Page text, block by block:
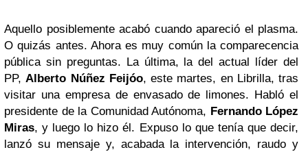
Aquello posiblemente acabó cuando apareció el plasma.
O quizás antes. Ahora es muy común la comparecencia
pública sin preguntas. La última, la del actual líder del
PP,Alberto Núñez Feijóo, este martes, en Librilla, tras
visitar una empresa de envasado de limones. Habló el
presidente de la Comunidad Autónoma, Fernando López
Miras, y luego lo hizo él. Expuso lo que tenía que decir,
lanzó su mensaje y, acabada la intervención, raudo y